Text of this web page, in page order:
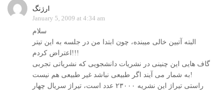
ارژنگ
January 5, 2009 at 4:34 am
سلام
البته آتبين خالی ميبنده، چون ابتدا من در جلسه به اين تيتر
اعتراض كردم!!!
گاف هایی این چنینی در نشریات دانشجویی که نشریاتی تجربی
به شمار می آیند اگر طبیعی نباشد غیر طبیعی هم نیست!
راستی تيراژ اين نشريه ۲۳۰۰۰ عدد است، تيراژ سريال چهار